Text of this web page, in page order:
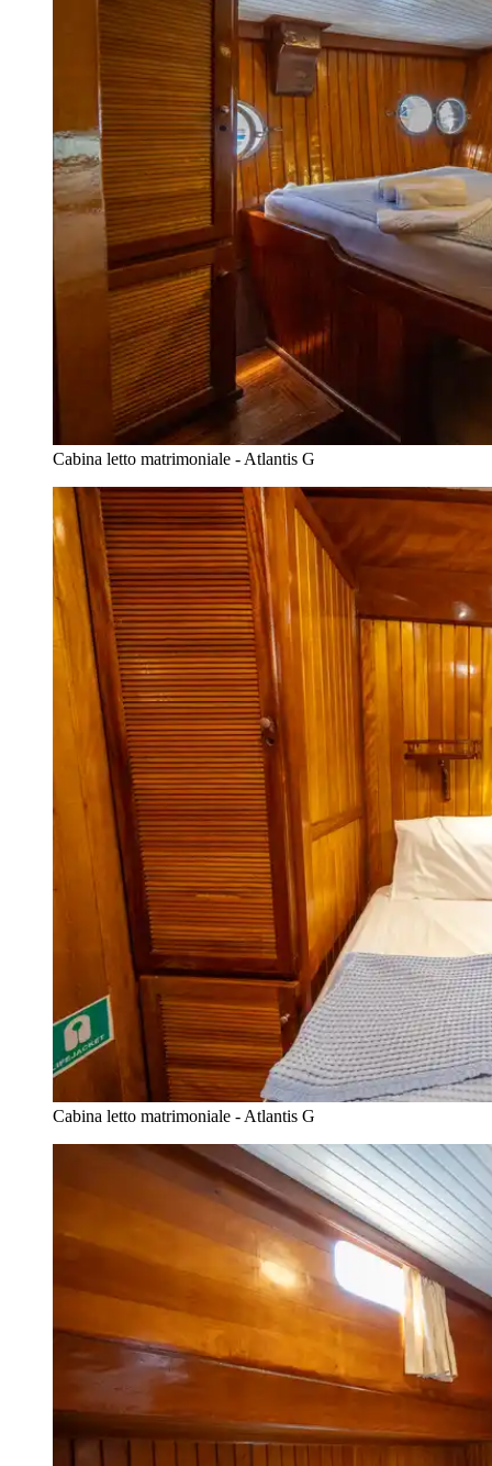
Cabina letto matrimoniale - Atlantis G
Cabina letto matrimoniale - Atlantis G